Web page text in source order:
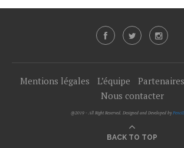
Mentions légales L’équipe Partenaires
Nous contacter
@2019 - All Right Reserved. Designed and Developed by
BACK TO TOP